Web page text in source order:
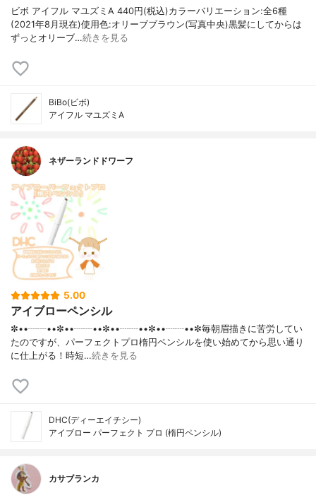
ビボ アイフル マユズミA 440円(税込)カラーバリエーション:全6種
(2021年8月現在)使用色:オリーブブラウン(写真中央)黒髪にしてからは
ずっとオリーブ…続きを見る
BiBo(ビボ)
アイフル マユズミA
ネザーランドドワーフ
5.00
アイブローペンシル
✼••┈┈••✼••┈┈••✼••┈┈••✼••┈┈••✼毎朝眉描きに苦労してい
たのですが、パーフェクトプロ楕円ペンシルを使い始めてから思い通り
に仕上がる！時短…続きを見る
DHC(ディーエイチシー)
アイブロー パーフェクト プロ (楕円ペンシル)
カサブランカ